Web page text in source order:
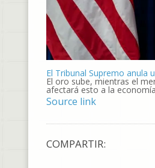
El Tribunal Supremo anula
El oro sube, mientras el
afectará esto a la
Source link
COMPARTIR: